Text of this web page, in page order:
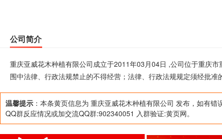
公司简介
重庆亚威花木种植有限公司成立于2011年03月04日 ,公司位于重庆
围中法律、行政法规禁止的不得经营；法律、行政法规规定须经批
温馨提示 ：本条黄页信息为 重庆亚威花木种植有限公司 发布，如有错
QQ群反应情况或加交流QQ群:902340051 入群验证:黄页网。